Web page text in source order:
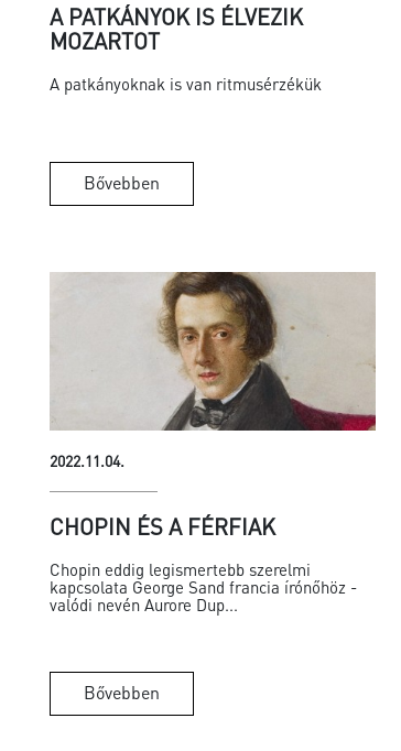
A PATKÁNYOK IS ÉLVEZIK
MOZARTOT
A patkányoknak is van ritmusérzékük
Bővebben
2022.11.04.
CHOPIN ÉS A FÉRFIAK
Chopin eddig legismertebb szerelmi
kapcsolata George Sand francia írónőhöz -
valódi nevén Aurore Dup...
Bővebben